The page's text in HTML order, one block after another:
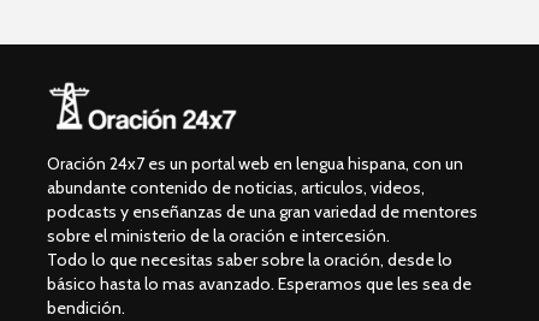
Oración 24x7 es un portal web en lengua hispana, con un
abundante contenido de noticias, articulos, videos,
podcasts y enseñanzas de una gran variedad de mentores
sobre el ministerio de la oración e intercesión.
Todo lo que necesitas saber sobre la oración, desde lo
básico hasta lo mas avanzado. Esperamos que les sea de
bendición.